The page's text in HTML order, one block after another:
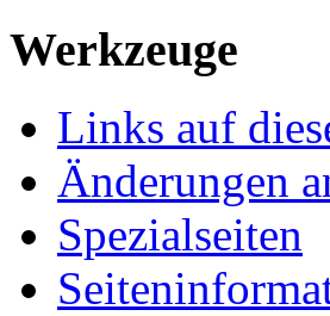
Werkzeuge
Links auf
Änderungen
Spezialseiten